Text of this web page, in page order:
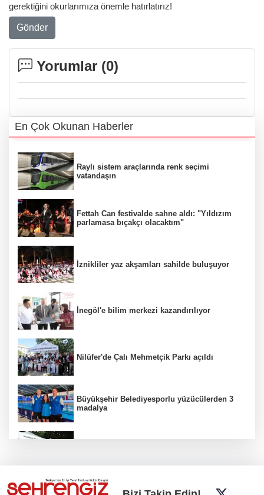
gerektiğini okurlarımıza önemle hatırlatırız!
Gönder
Yorumlar (0)
En Çok Okunan Haberler
Raylı sistem araçlarında renk seçimi
vatandaşın
Fettah Can festivalde sahne aldı: "Yıldızım
parlamasa bıçakçı olacaktım"
İznikliler yaz akşamları sahilde buluşuyor
İnegöl'e bilim merkezi kazandırılıyor
Nilüfer'de Çalı Mehmetçik Parkı açıldı
Büyükşehir Belediyesporlu yüzücülerden 3
madalya
Bursa Büyükşehir'den kırsala tam destek: